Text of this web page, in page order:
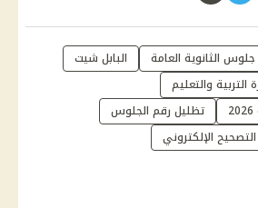
الثانوية العامة
البابل شيت
التربية والتعليم
تظليل رقم الجلوس
التصحيح الإلكتروني